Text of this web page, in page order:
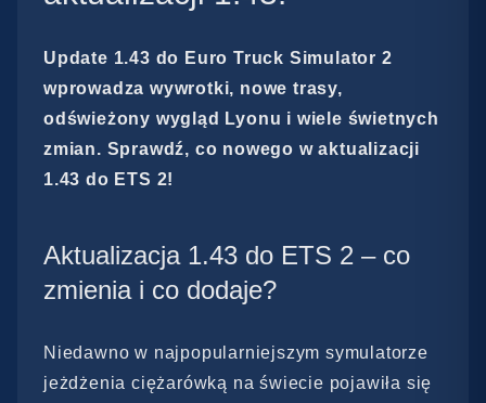
Update 1.43 do Euro Truck Simulator 2
wprowadza wywrotki, nowe trasy,
odświeżony wygląd Lyonu i wiele świetnych
zmian. Sprawdź, co nowego w aktualizacji
1.43 do ETS 2!
Aktualizacja 1.43 do ETS 2 – co
zmienia i co dodaje?
Niedawno w najpopularniejszym symulatorze
jeżdżenia ciężarówką na świecie pojawiła się